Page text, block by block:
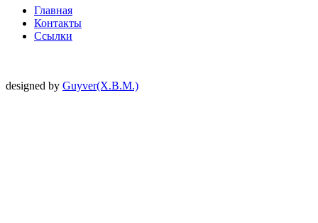
Главная
Контакты
Ссылки
designed by Guyver(X.B.M.)